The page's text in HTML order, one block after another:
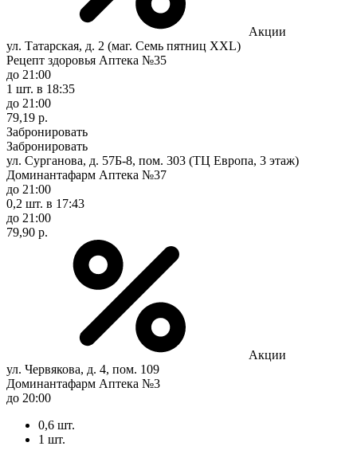
Акции
ул. Татарская, д. 2 (маг. Семь пятниц XXL)
Рецепт здоровья Аптека №35
до 21:00
1 шт. в 18:35
до 21:00
79,19 р.
Забронировать
Забронировать
ул. Сурганова, д. 57Б-8, пом. 303 (ТЦ Европа, 3 этаж)
Доминантафарм Аптека №37
до 21:00
0,2 шт. в 17:43
до 21:00
79,90 р.
Акции
ул. Червякова, д. 4, пом. 109
Доминантафарм Аптека №3
до 20:00
0,6 шт.
1 шт.